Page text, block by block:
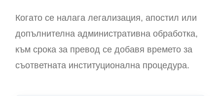
Когато се налага легализация, апостил или
допълнителна административна обработка,
към срока за превод се добавя времето за
съответната институционална процедура.